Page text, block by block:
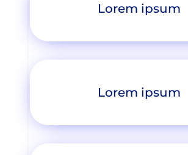
Lorem ipsum
Lorem ipsum